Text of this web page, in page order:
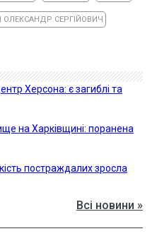
ОЛЕКСАНДР СЕРГІЙОВИЧ
Херсона: є загиблі та
на Харківщині: поранена
постраждалих зросла
Всі новини »